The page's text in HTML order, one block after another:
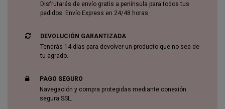
Disfrutarás de envío gratis a península para todos tus
pedidos. Envío Express en 24/48 horas.
DEVOLUCIÓN GARANTIZADA
Tendrás 14 días para devolver un producto que no sea de
tu agrado.
PAGO SEGURO
Navegación y compra protegidas mediante conexión
segura SSL.